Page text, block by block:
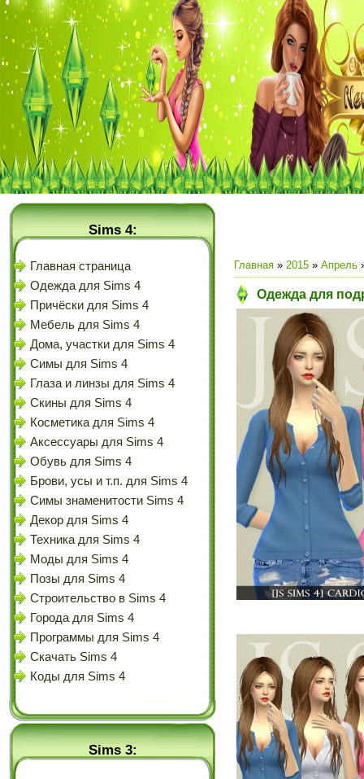
Sims 4:
Главная страница
Одежда для Sims 4
Причёски для Sims 4
Мебель для Sims 4
Дома, участки для Sims 4
Симы для Sims 4
Глаза и линзы для Sims 4
Скины для Sims 4
Косметика для Sims 4
Аксессуары для Sims 4
Обувь для Sims 4
Брови, усы и т.п. для Sims 4
Симы знаменитости Sims 4
Декор для Sims 4
Техника для Sims 4
Моды для Sims 4
Позы для Sims 4
Строительство в Sims 4
Города для Sims 4
Программы для Sims 4
Скачать Sims 4
Коды для Sims 4
Sims 3:
Главная » 2015 » Апрель
Одежда для